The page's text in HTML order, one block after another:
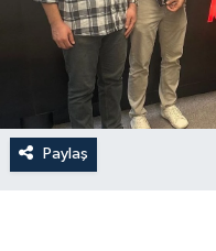
Paylaş
KSÜ
DÜNYA
ROPORTAJ